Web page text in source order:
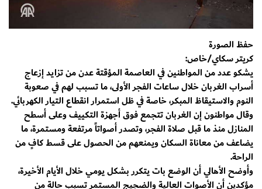
حفظ الصورة
كريتر سكاي/خاص:
يشكو عدد من المواطنين في العاصمة المؤقتة عدن من تزايد إزعاج
أسراب الغربان خلال ساعات الفجر الأولى، ما تسبب لهم في صعوبة
النوم والاستيقاظ المبكر، خاصة في ظل استمرار انقطاع التيار الكهربائي.
وقال مواطنون إن الغربان تتجمع فوق أجهزة التكييف وعلى أسطح
المنازل منذ ما قبل صلاة الفجر، وتصدر أصواتاً مرتفعة ومستمرة، ما
يضاعف من معاناة السكان ويمنعهم من الحصول على قسط كافٍ من
الراحة.
وأوضح الأهالي أن الوضع بات يتكرر بشكل يومي خلال الأيام الأخيرة،
مؤكدين أن الأصوات العالية والضجيج المستمر تسبب حالة من